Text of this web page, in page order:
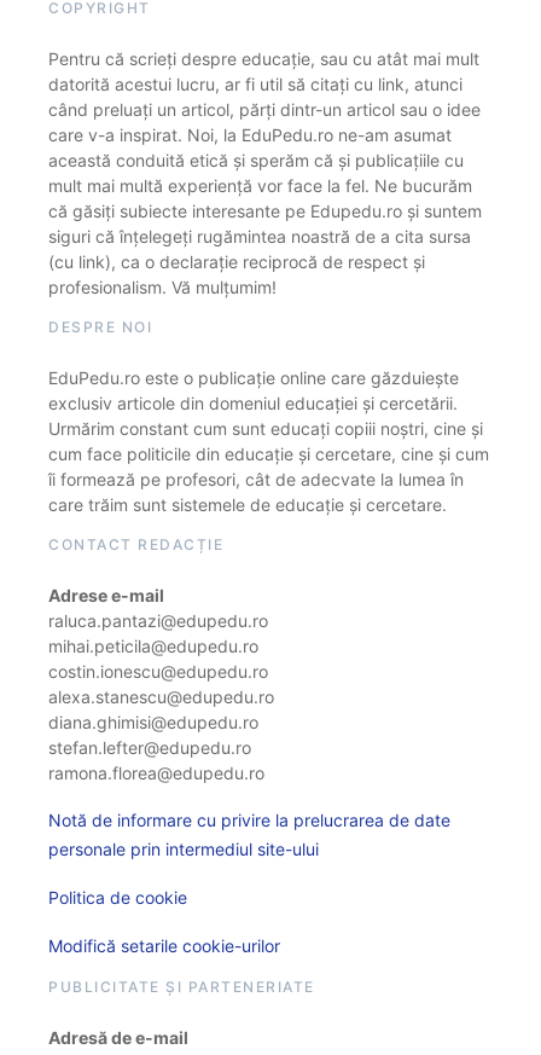
COPYRIGHT
Pentru că scrieți despre educație, sau cu atât mai mult
datorită acestui lucru, ar fi util să citați cu link, atunci
când preluați un articol, părți dintr-un articol sau o idee
care v-a inspirat. Noi, la EduPedu.ro ne-am asumat
această conduită etică și sperăm că și publicațiile cu
mult mai multă experiență vor face la fel. Ne bucurăm
că găsiți subiecte interesante pe Edupedu.ro și suntem
siguri că înțelegeți rugămintea noastră de a cita sursa
(cu link), ca o declarație reciprocă de respect și
profesionalism. Vă mulțumim!
DESPRE NOI
EduPedu.ro este o publicație online care găzduiește
exclusiv articole din domeniul educației și cercetării.
Urmărim constant cum sunt educați copiii noștri, cine și
cum face politicile din educație și cercetare, cine și cum
îi formează pe profesori, cât de adecvate la lumea în
care trăim sunt sistemele de educație și cercetare.
CONTACT REDACȚIE
Adrese e-mail
raluca.pantazi@edupedu.ro
mihai.peticila@edupedu.ro
costin.ionescu@edupedu.ro
alexa.stanescu@edupedu.ro
diana.ghimisi@edupedu.ro
stefan.lefter@edupedu.ro
ramona.florea@edupedu.ro
Notă de informare cu privire la prelucrarea de date
personale prin intermediul site-ului
Politica de cookie
Modifică setarile cookie-urilor
PUBLICITATE ȘI PARTENERIATE
Adresă de e-mail